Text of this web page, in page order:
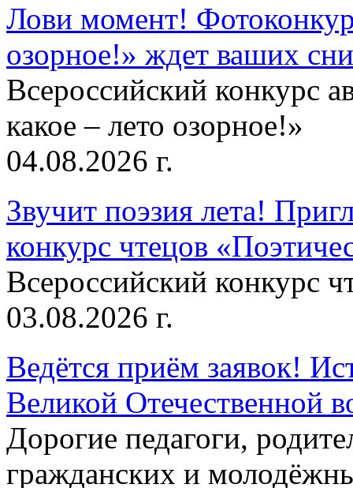
Лови момент!
озорное!» ждет ваших
Всероссийский конкурс
какое – лето озорное!»
04.08.2026 г.
Звучит поэзия лета!
конкурс чтецов
Всероссийский конкурс
03.08.2026 г.
Ведётся приём заявок!
Великой Отечественной
Дорогие педагоги,
гражданских и